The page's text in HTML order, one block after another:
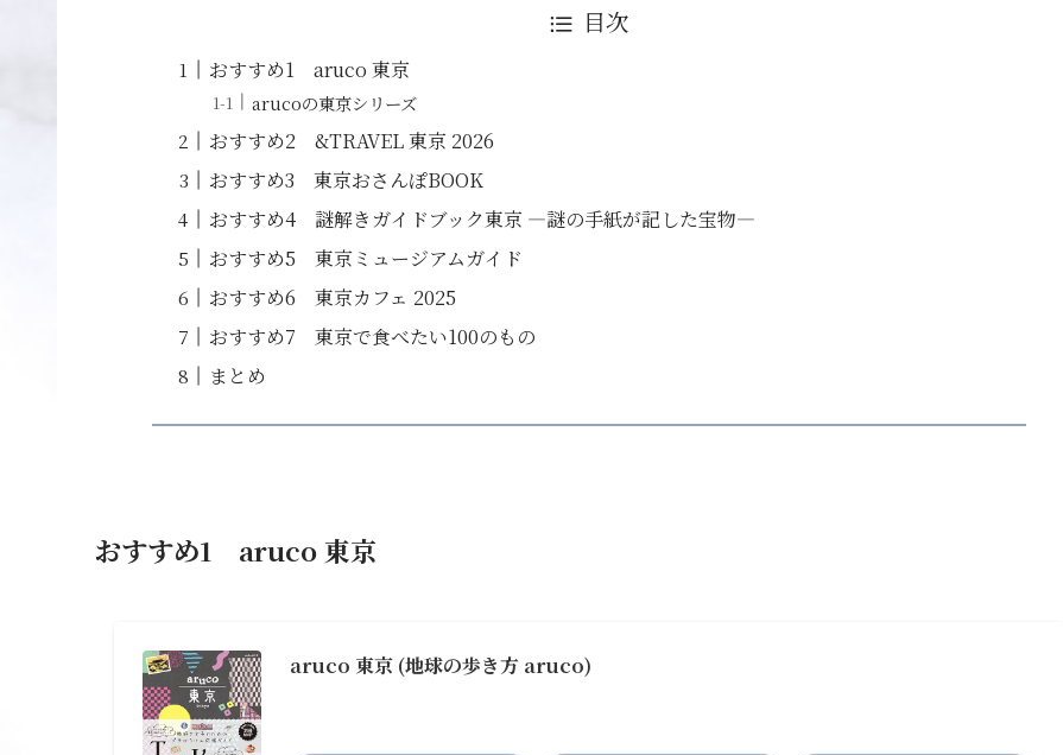
目次
おすすめ1 aruco 東京
arucoの東京シリーズ
おすすめ2 &TRAVEL 東京 2026
おすすめ3 東京おさんぽBOOK
おすすめ4 謎解きガイドブック東京 ―謎の手紙が記した宝物―
おすすめ5 東京ミュージアムガイド
おすすめ6 東京カフェ 2025
おすすめ7 東京で食べたい100のもの
まとめ
おすすめ1 aruco 東京
aruco 東京 (地球の歩き方 aruco)